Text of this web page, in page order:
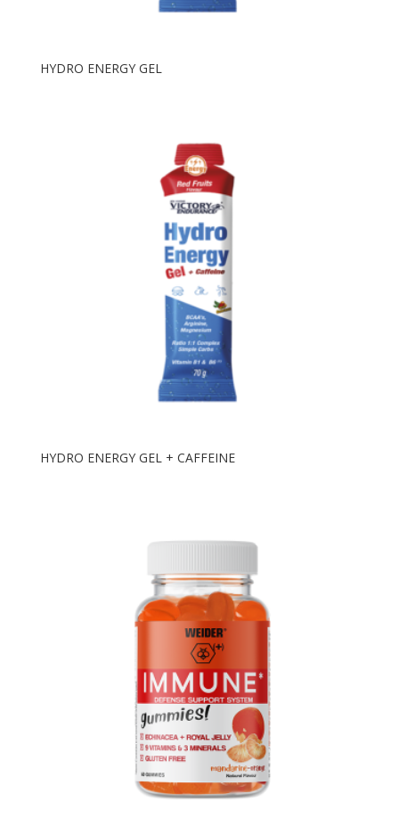
HYDRO ENERGY GEL
HYDRO ENERGY GEL + CAFFEINE